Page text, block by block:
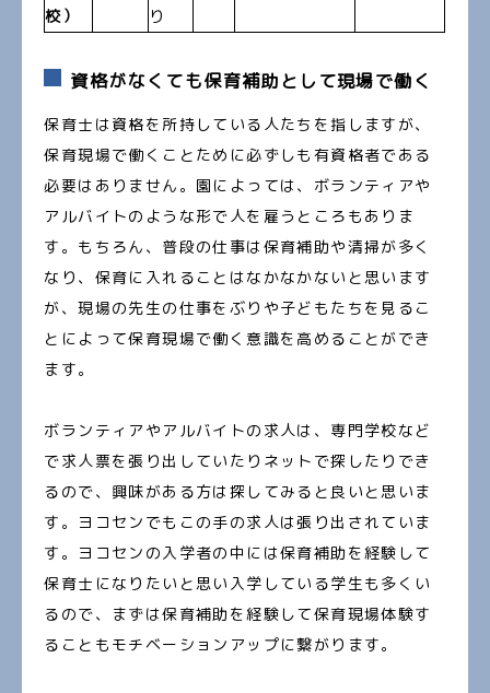
校） り
資格がなくても保育補助として現場で働く
保育士は資格を所持している人たちを指しますが、
保育現場で働くことために必ずしも有資格者である
必要はありません。園によっては、ボランティアや
アルバイトのような形で人を雇うところもありま
す。もちろん、普段の仕事は保育補助や清掃が多く
なり、保育に入れることはなかなかないと思います
が、現場の先生の仕事をぶりや子どもたちを見るこ
とによって保育現場で働く意識を高めることができ
ます。
ボランティアやアルバイトの求人は、専門学校など
で求人票を張り出していたりネットで探したりでき
るので、興味がある方は探してみると良いと思いま
す。ヨコセンでもこの手の求人は張り出されていま
す。ヨコセンの入学者の中には保育補助を経験して
保育士になりたいと思い入学している学生も多くい
るので、まずは保育補助を経験して保育現場体験す
ることもモチベーションアップに繋がります。